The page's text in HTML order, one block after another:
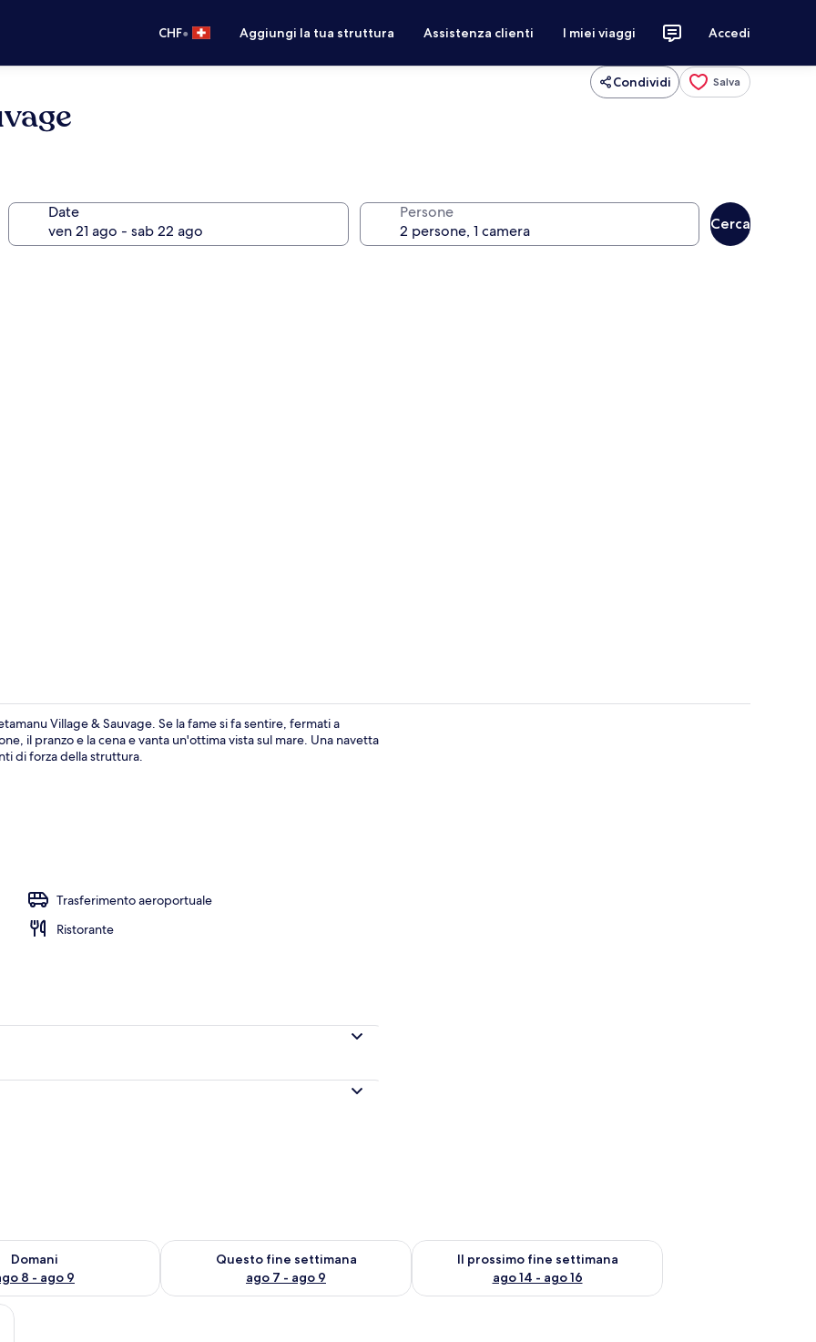
CHF• Aggiungi la tua struttura Assistenza clienti I miei viaggi Accedi
Condividi Salva
Date Persone
Cerca
Village & Sauvage. Se la fame si fa sentire, fermati a
il pranzo e la cena e vanta un'ottima vista sul mare. Una navetta
di forza della struttura.
Trasferimento aeroportuale
Ristorante
Domani
8 - ago 9
per domani, ago 8 - ago 9
Questo fine settimana
ago 7 - ago 9
Verifica la disponibilità per questo fine settimana, ago 7 - ago 9
Il prossimo fine settimana
ago 14 - ago 16
Verifica la disponibilità per il prossimo fine settimana, ago 14
a motivi floreali, una testiera in legno e un comodino con fiori e una candela.